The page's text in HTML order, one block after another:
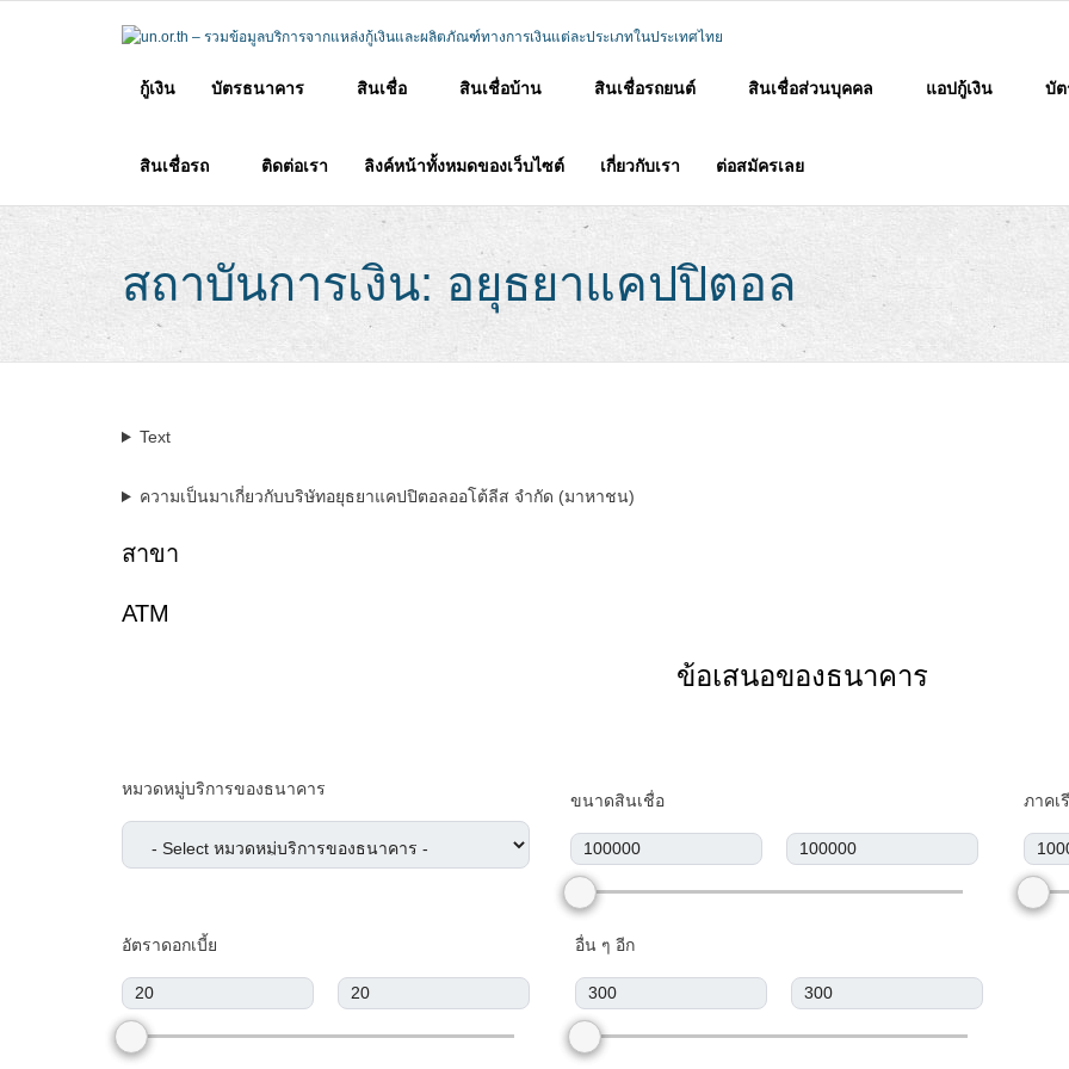
กู้เงิน
บัตรธนาคาร สินเชื่อ สินเชื่อบ้าน สินเชื่อรถยนต์ สินเชื่อส่วนบุคคล แอปกู้เงิน บัต
สินเชื่อรถ ติดต่อเรา ลิงค์หน้าทั้งหมดของเว็บไซต์ เกี่ยวกับเรา ต่อสมัครเลย
สถาบันการเงิน: อยุธยาแคปปิตอล
Text
ความเป็นมาเกี่ยวกับบริษัทอยุธยาแคปปิตอลออโต้ลีส จำกัด (มาหาชน)
สาขา
АТМ
ข้อเสนอของธนาคาร
หมวดหมู่บริการของธนาคาร
ขนาดสินเชื่อ ภาคเ
อัตราดอกเบี้ย อื่น ๆ อีก